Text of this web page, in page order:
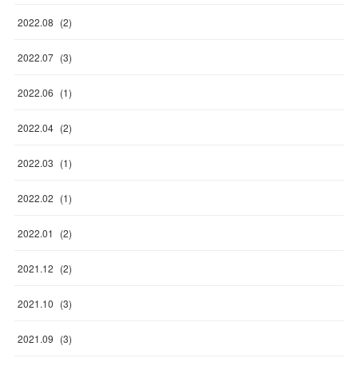
2022.08 (2)
2022.07 (3)
2022.06 (1)
2022.04 (2)
2022.03 (1)
2022.02 (1)
2022.01 (2)
2021.12 (2)
2021.10 (3)
2021.09 (3)